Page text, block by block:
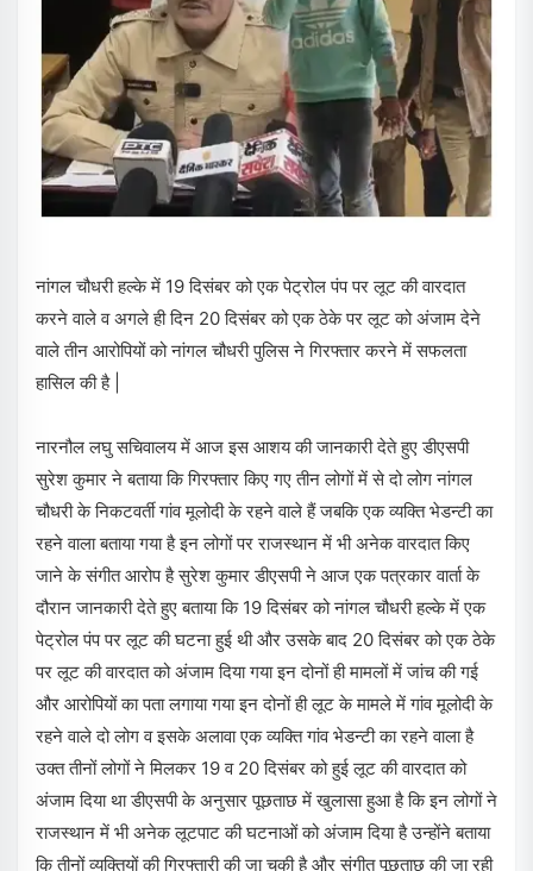
नांगल चौधरी हल्के में 19 दिसंबर को एक पेट्रोल पंप पर लूट की वारदात
करने वाले व अगले ही दिन 20 दिसंबर को एक ठेके पर लूट को अंजाम देने
वाले तीन आरोपियों को नांगल चौधरी पुलिस ने गिरफ्तार करने में सफलता
हासिल की है |
नारनौल लघु सचिवालय में आज इस आशय की जानकारी देते हुए डीएसपी
सुरेश कुमार ने बताया कि गिरफ्तार किए गए तीन लोगों में से दो लोग नांगल
चौधरी के निकटवर्ती गांव मूलोदी के रहने वाले हैं जबकि एक व्यक्ति भेडन्टी का
रहने वाला बताया गया है इन लोगों पर राजस्थान में भी अनेक वारदात किए
जाने के संगीत आरोप है सुरेश कुमार डीएसपी ने आज एक पत्रकार वार्ता के
दौरान जानकारी देते हुए बताया कि 19 दिसंबर को नांगल चौधरी हल्के में एक
पेट्रोल पंप पर लूट की घटना हुई थी और उसके बाद 20 दिसंबर को एक ठेके
पर लूट की वारदात को अंजाम दिया गया इन दोनों ही मामलों में जांच की गई
और आरोपियों का पता लगाया गया इन दोनों ही लूट के मामले में गांव मूलोदी के
रहने वाले दो लोग व इसके अलावा एक व्यक्ति गांव भेडन्टी का रहने वाला है
उक्त तीनों लोगों ने मिलकर 19 व 20 दिसंबर को हुई लूट की वारदात को
अंजाम दिया था डीएसपी के अनुसार पूछताछ में खुलासा हुआ है कि इन लोगों ने
राजस्थान में भी अनेक लूटपाट की घटनाओं को अंजाम दिया है उन्होंने बताया
कि तीनों व्यक्तियों की गिरफ्तारी की जा चुकी है और संगीत पूछताछ की जा रही